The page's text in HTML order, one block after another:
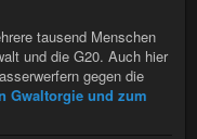
tausend Menschen
und die G20. Auch hier
gegen die
Gwaltorgie und zum